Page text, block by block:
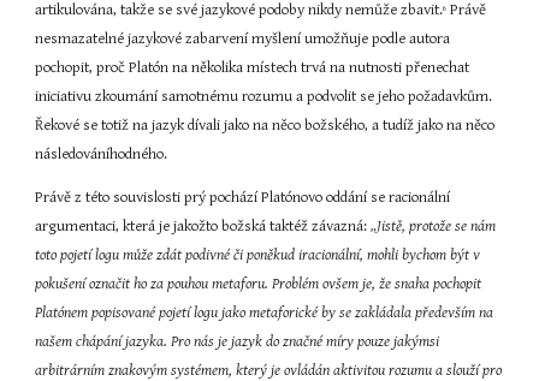
artikulována, takže se své jazykové podoby nikdy nemůže zbavit.6 Právě
nesmazatelné jazykové zabarvení myšlení umožňuje podle autora
pochopit, proč Platón na několika místech trvá na nutnosti přenechat
iniciativu zkoumání samotnému rozumu a podvolit se jeho požadavkům.
Řekové se totiž na jazyk dívali jako na něco božského, a tudíž jako na něco
následováníhodného.
Právě z této souvislosti prý pochází Platónovo oddání se racionální
argumentaci, která je jakožto božská taktéž závazná: „Jistě, protože se nám
toto pojetí logu může zdát podivné či poněkud iracionální, mohli bychom být v
pokušení označit ho za pouhou metaforu. Problém ovšem je, že snaha pochopit
Platónem popisované pojetí logu jako metaforické by se zakládala především na
našem chápání jazyka. Pro nás je jazyk do značné míry pouze jakýmsi
arbitrárním znakovým systémem, který je ovládán aktivitou rozumu a slouží pro